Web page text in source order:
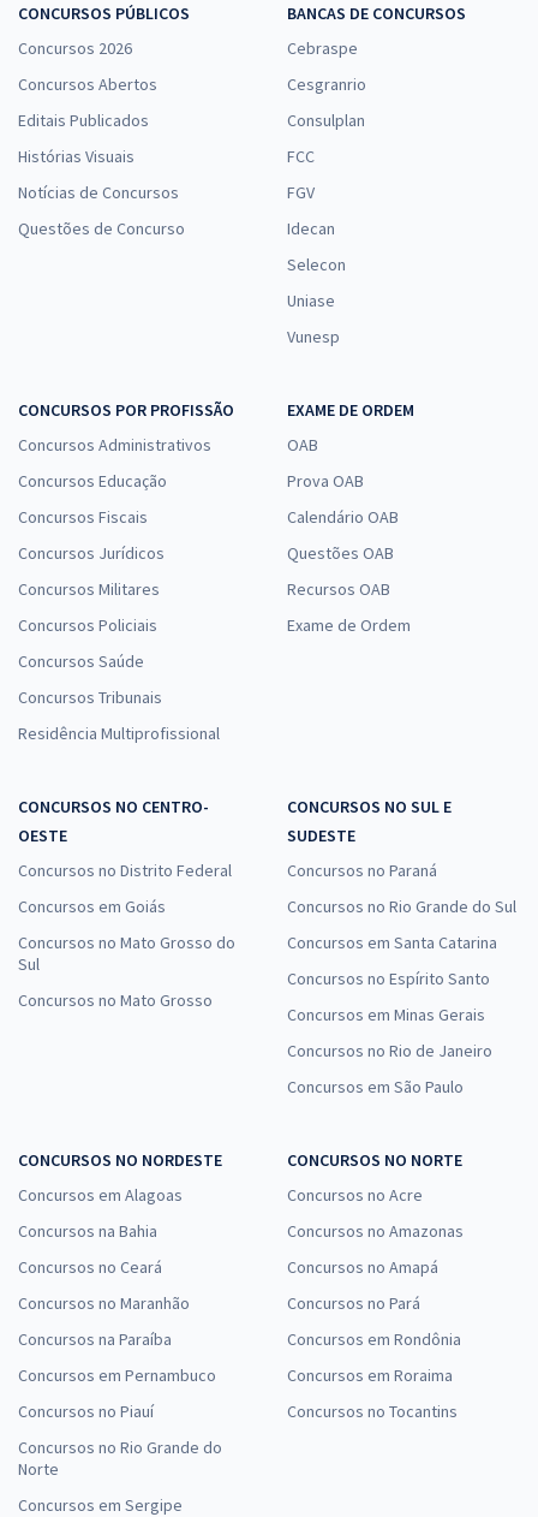
CONCURSOS PÚBLICOS
Concursos 2026
Concursos Abertos
Editais Publicados
Histórias Visuais
Notícias de Concursos
Questões de Concurso
BANCAS DE CONCURSOS
Cebraspe
Cesgranrio
Consulplan
FCC
FGV
Idecan
Selecon
Uniase
Vunesp
CONCURSOS POR PROFISSÃO
Concursos Administrativos
Concursos Educação
Concursos Fiscais
Concursos Jurídicos
Concursos Militares
Concursos Policiais
Concursos Saúde
Concursos Tribunais
Residência Multiprofissional
EXAME DE ORDEM
OAB
Prova OAB
Calendário OAB
Questões OAB
Recursos OAB
Exame de Ordem
CONCURSOS NO CENTRO-
OESTE
Concursos no Distrito Federal
Concursos em Goiás
Concursos no Mato Grosso do
Sul
Concursos no Mato Grosso
CONCURSOS NO SUL E
SUDESTE
Concursos no Paraná
Concursos no Rio Grande do Sul
Concursos em Santa Catarina
Concursos no Espírito Santo
Concursos em Minas Gerais
Concursos no Rio de Janeiro
Concursos em São Paulo
CONCURSOS NO NORDESTE
Concursos em Alagoas
Concursos na Bahia
Concursos no Ceará
Concursos no Maranhão
Concursos na Paraíba
Concursos em Pernambuco
Concursos no Piauí
Concursos no Rio Grande do
Norte
Concursos em Sergipe
CONCURSOS NO NORTE
Concursos no Acre
Concursos no Amazonas
Concursos no Amapá
Concursos no Pará
Concursos em Rondônia
Concursos em Roraima
Concursos no Tocantins